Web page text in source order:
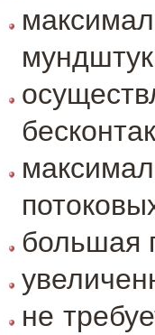
большая
не